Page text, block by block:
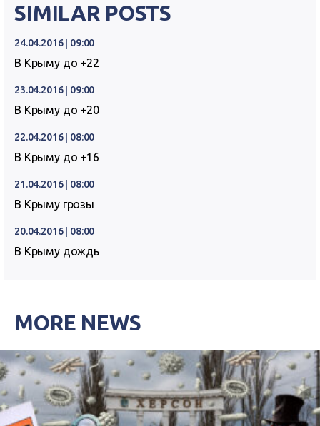
SIMILAR POSTS
24.04.2016 | 09:00
В Крыму до +22
23.04.2016 | 09:00
В Крыму до +20
22.04.2016 | 08:00
В Крыму до +16
21.04.2016 | 08:00
В Крыму грозы
20.04.2016 | 08:00
В Крыму дождь
MORE NEWS